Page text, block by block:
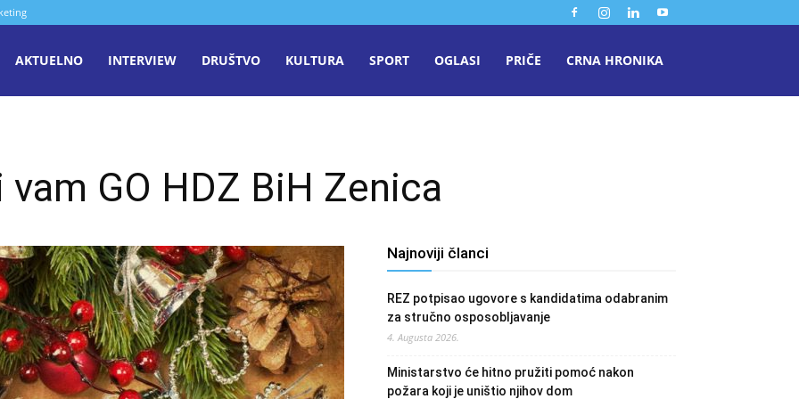
AKTUELNO INTERVIEW DRUŠTVO KULTURA SPORT OGLASI PRIČE CRNA HRONIKA
GO HDZ BiH Zenica
Najnoviji članci
REZ potpisao ugovore s kandidatima odabranim
za stručno osposobljavanje
4. Augusta 2026.
Ministarstvo će hitno pružiti pomoć nakon
požara koji je uništio njihov dom